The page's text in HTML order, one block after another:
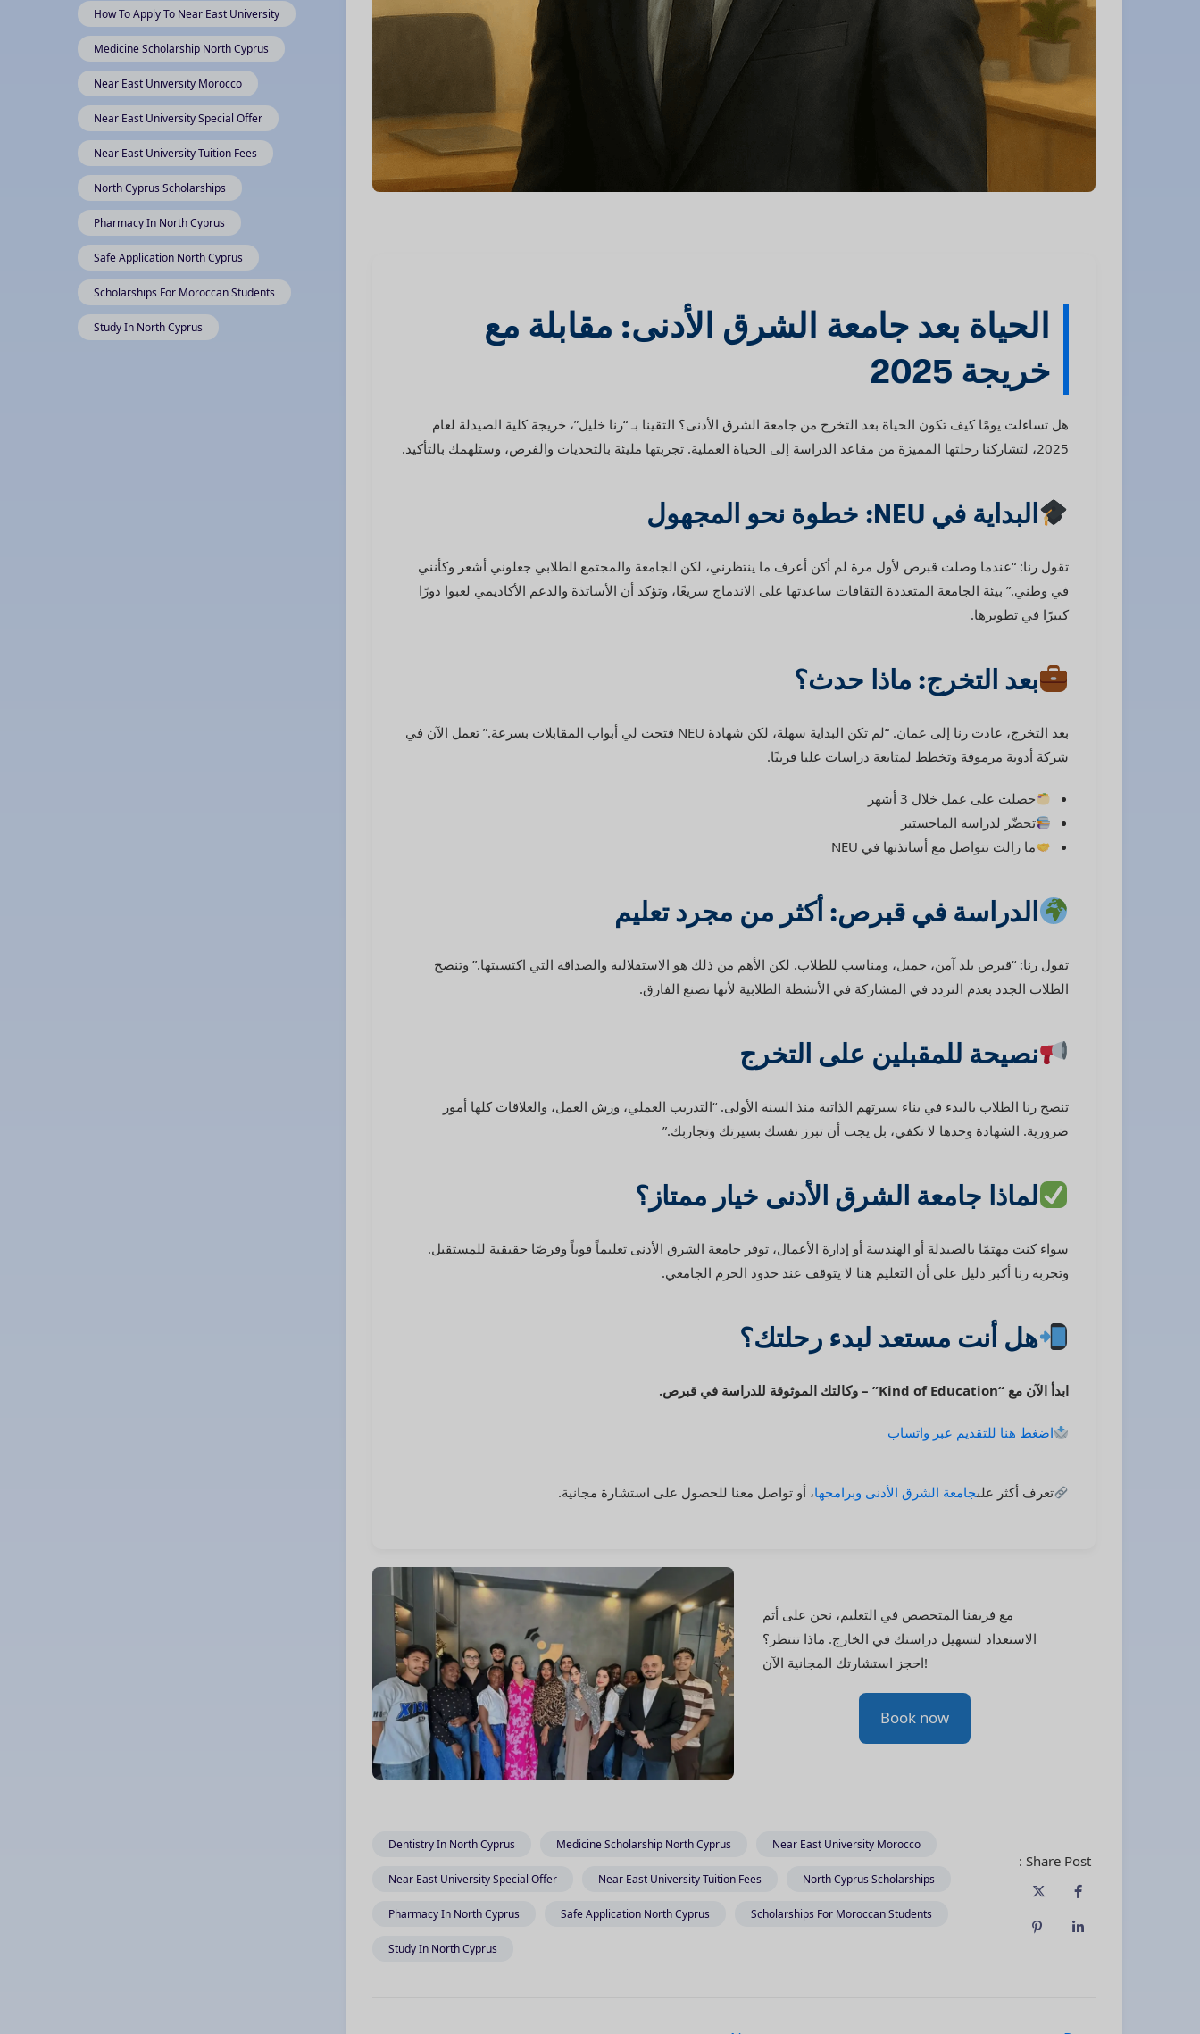
الحياة بعد جامعة الشرق الأدنى: مقابلة مع
خريجة 2025
هل تساءلت يومًا كيف تكون الحياة بعد التخرج من جامعة الشرق الأدنى؟ التقينا بـ “رنا خليل”، خريجة كلية الصيدلة لعام
2025، لتشاركنا رحلتها المميزة من مقاعد الدراسة إلى الحياة العملية. تجربتها مليئة بالتحديات والفرص، وستلهمك بالتأكيد.
البداية في NEU: خطوة نحو المجهول
تقول رنا: “عندما وصلت قبرص لأول مرة لم أكن أعرف ما ينتظرني، لكن الجامعة والمجتمع الطلابي جعلوني أشعر وكأنني
في وطني.” بيئة الجامعة المتعددة الثقافات ساعدتها على الاندماج سريعًا، وتؤكد أن الأساتذة والدعم الأكاديمي لعبوا دورًا
كبيرًا في تطويرها.
بعد التخرج: ماذا حدث؟
بعد التخرج، عادت رنا إلى عمان. “لم تكن البداية سهلة، لكن شهادة NEU فتحت لي أبواب المقابلات بسرعة.” تعمل الآن في
شركة أدوية مرموقة وتخطط لمتابعة دراسات عليا قريبًا.
حصلت على عمل خلال 3 أشهر
تحضّر لدراسة الماجستير
ما زالت تتواصل مع أساتذتها في NEU
الدراسة في قبرص: أكثر من مجرد تعليم
تقول رنا: “قبرص بلد آمن، جميل، ومناسب للطلاب. لكن الأهم من ذلك هو الاستقلالية والصداقة التي اكتسبتها.” وتنصح
الطلاب الجدد بعدم التردد في المشاركة في الأنشطة الطلابية لأنها تصنع الفارق.
نصيحة للمقبلين على التخرج
تنصح رنا الطلاب بالبدء في بناء سيرتهم الذاتية منذ السنة الأولى. “التدريب العملي، ورش العمل، والعلاقات كلها أمور
ضرورية. الشهادة وحدها لا تكفي، بل يجب أن تبرز نفسك بسيرتك وتجاربك.”
لماذا جامعة الشرق الأدنى خيار ممتاز؟
سواء كنت مهتمًا بالصيدلة أو الهندسة أو إدارة الأعمال، توفر جامعة الشرق الأدنى تعليماً قوياً وفرصًا حقيقية للمستقبل.
وتجربة رنا أكبر دليل على أن التعليم هنا لا يتوقف عند حدود الحرم الجامعي.
هل أنت مستعد لبدء رحلتك؟
ابدأ الآن مع “Kind of Education” – وكالتك الموثوقة للدراسة في قبرص.
اضغط هنا للتقديم عبر واتساب
تعرف أكثر علىجامعة الشرق الأدنى وبرامجها، أو تواصل معنا للحصول على استشارة مجانية.
مع فريقنا المتخصص في التعليم، نحن على أتم
الاستعداد لتسهيل دراستك في الخارج. ماذا تنتظر؟
احجز استشارتك المجانية الآن!
Book now
Share Post :
Dentistry In North Cyprus Medicine Scholarship North Cyprus Near East University Morocco
Near East University Special Offer Near East University Tuition Fees North Cyprus Scholarships
Pharmacy In North Cyprus Safe Application North Cyprus Scholarships For Moroccan Students
Study In North Cyprus
How To Apply To Near East University
Medicine Scholarship North Cyprus
Near East University Morocco
Near East University Special Offer
Near East University Tuition Fees
North Cyprus Scholarships
Pharmacy In North Cyprus
Safe Application North Cyprus
Scholarships For Moroccan Students
Study In North Cyprus